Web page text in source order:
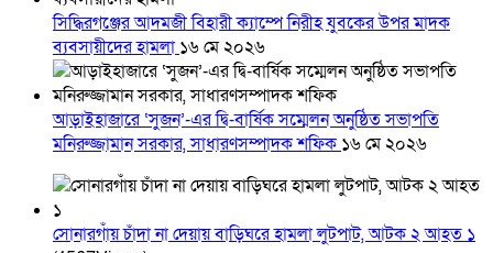
সিদ্ধিরগঞ্জের আদমজী বিহারী ক্যাম্পে নিরীহ যুবকের উপর মাদক
ব্যবসায়ীদের হামলা ১৬ মে ২০২৬
আড়াইহাজারে ‘সুজন’-এর দ্বি-বার্ষিক সম্মেলন অনুষ্ঠিত সভাপতি
মনিরুজ্জামান সরকার, সাধারণসম্পাদক শফিক ১৬ মে ২০২৬
সোনারগাঁয় চাঁদা না দেয়ায় বাড়িঘরে হামলা লুটপাট, আটক ২ আহত ১